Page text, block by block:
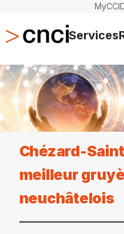
MyCCI
Services
Chézard-
meilleur
neuchâtelois